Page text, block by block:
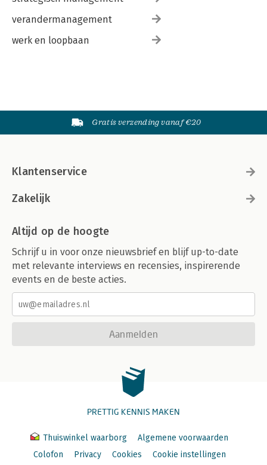
verandermanagement
werk en loopbaan
Gratis verzending vanaf €20
Klantenservice
Zakelijk
Altijd op de hoogte
Schrijf u in voor onze nieuwsbrief en blijf up-to-date
met relevante interviews en recensies, inspirerende
events en de beste acties.
Aanmelden
PRETTIG KENNIS MAKEN
Thuiswinkel waarborg
Algemene voorwaarden
Colofon
Privacy Cookies Cookie instellingen